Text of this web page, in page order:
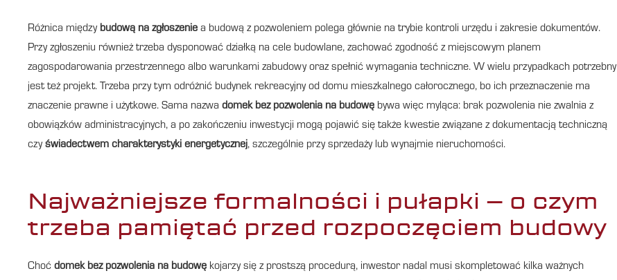
Różnica między budową na zgłoszenie a budową z pozwoleniem polega głównie na trybie kontroli urzędu i zakresie dokumentów.
Przy zgłoszeniu również trzeba dysponować działką na cele budowlane, zachować zgodność z miejscowym planem
zagospodarowania przestrzennego albo warunkami zabudowy oraz spełnić wymagania techniczne. W wielu przypadkach potrzebny
jest też projekt. Trzeba przy tym odróżnić budynek rekreacyjny od domu mieszkalnego całorocznego, bo ich przeznaczenie ma
znaczenie prawne i użytkowe. Sama nazwa domek bez pozwolenia na budowę bywa więc myląca: brak pozwolenia nie zwalnia z
obowiązków administracyjnych, a po zakończeniu inwestycji mogą pojawić się także kwestie związane z dokumentacją techniczną
czyświadectwem charakterystyki energetycznej, szczególnie przy sprzedaży lub wynajmie nieruchomości.
Najważniejsze formalności i pułapki – o czym
trzeba pamiętać przed rozpoczęciem budowy
Choć domek bez pozwolenia na budowę kojarzy się z prostszą procedurą, inwestor nadal musi skompletować kilka ważnych